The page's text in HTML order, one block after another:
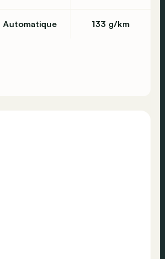
Automatique 133 g/km